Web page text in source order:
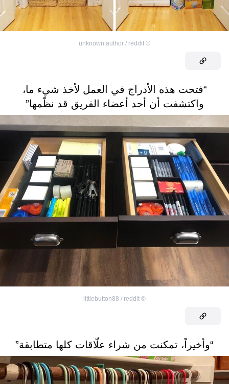
©
unknown author / reddit
“فتحت هذه الأدراج في العمل لأخذ شيء ما،
واكتشفت أن أحد أعضاء الفريق قد نظّمها”
©
littlebutton88 / reddit
“وأخيراً، تمكنت من شراء علّاقات كلها متطابقة”